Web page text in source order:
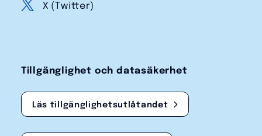
X (Twitter)
Tillgänglighet och datasäkerhet
Läs tillgänglighetsutlåtandet